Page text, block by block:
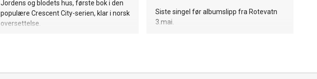
Jordens og blodets hus, første bok i den
populære Crescent City-serien, klar i norsk
oversettelse.
Siste singel før albumslipp fra Rotevatn
3.mai.